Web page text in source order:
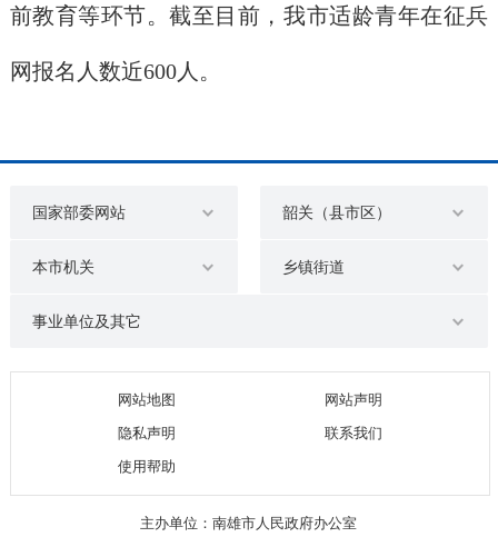
前教育等环节。截至目前，我市适龄青年在征兵
网报名人数近600人。
国家部委网站 韶关（县市区）
本市机关 乡镇街道
事业单位及其它
网站地图
网站声明
隐私声明
联系我们
使用帮助
主办单位：南雄市人民政府办公室